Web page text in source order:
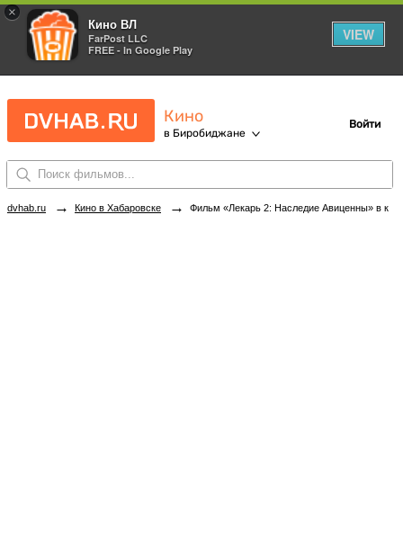
×
Кино ВЛ
FarPost LLC
FREE - In Google Play
VIEW
Кино
в Биробиджане
Войти
dvhab.ru → Кино в Хабаровске → Фильм «Лекарь 2: Наследие Авиценны» в кинотеатрах Биробиджана. Купить билеты!